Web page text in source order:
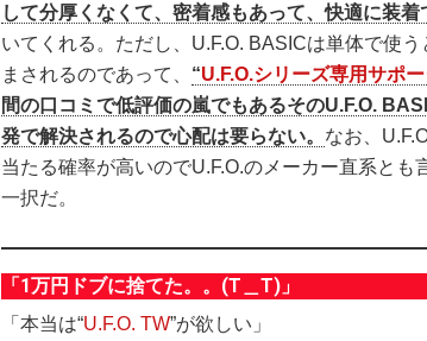
して分厚くなくて、密着感もあって、快適に装着
いてくれる。ただし、U.F.O. BASICは単体で使
まされるのであって、 “U.F.O.シリーズ専用サポ
間の口コミで低評価の嵐でもあるそのU.F.O.
発で解決されるので心配は要らない。 なお、
当たる確率が高いのでU.F.O.のメーカー直系とも
一択だ。
「1万円ドブに捨てた。。(T＿T)」
「本当は“U.F.O. TW”が欲しい」